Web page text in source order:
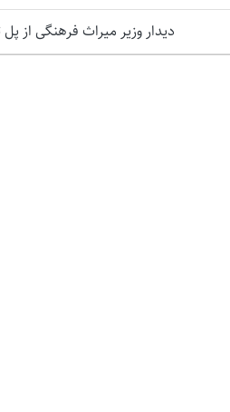
دیدار وزیر میراث فرهنگی از پل